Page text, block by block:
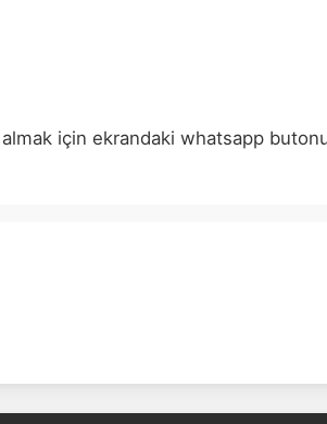
için ekrandaki whatsapp